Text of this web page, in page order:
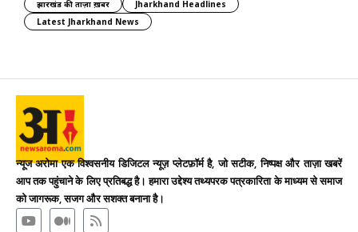
झारखंड की ताज़ा ख़बर
Jharkhand Headlines
Latest Jharkhand News
न्यूज अरोमा एक विश्वसनीय डिजिटल न्यूज़ प्लेटफ़ॉर्म है, जो सटीक, निष्पक्ष और ताज़ा खबरें
आप तक पहुंचाने के लिए प्रतिबद्ध है। हमारा उद्देश्य तथ्यपरक पत्रकारिता के माध्यम से समाज
को जागरूक, सजग और सशक्त बनाना है।